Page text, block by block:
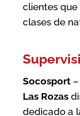
clientes que
clases de
Socosport–
Las Rozas
dedicado a